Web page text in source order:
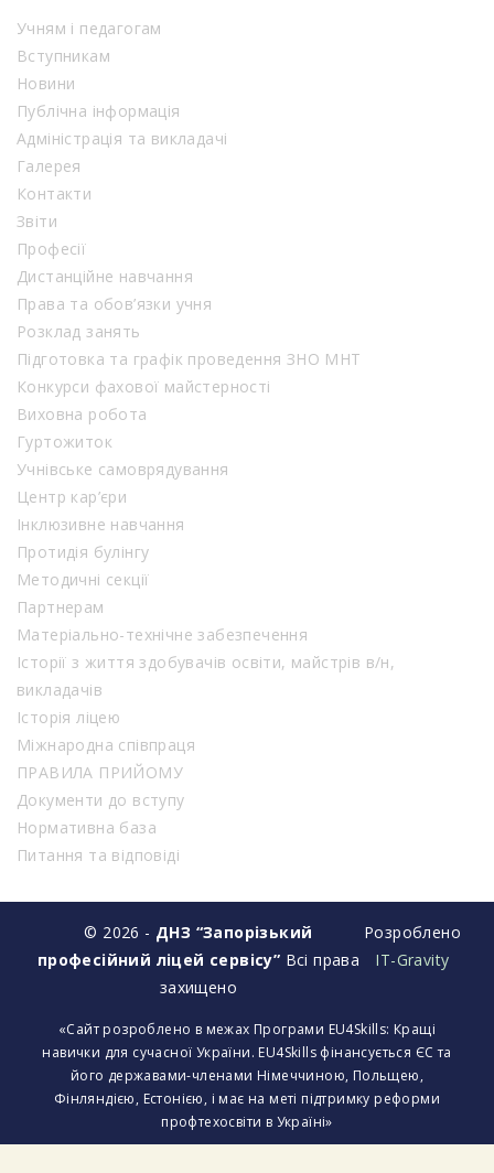
Учням і педагогам
Вступникам
Новини
Публічна інформація
Адміністрація та викладачі
Галерея
Контакти
Звіти
Професії
Дистанційне навчання
Права та обов’язки учня
Розклад занять
Підготовка та графік проведення ЗНО МНТ
Конкурси фахової майстерності
Виховна робота
Гуртожиток
Учнівське самоврядування
Центр кар’єри
Інклюзивне навчання
Протидія булінгу
Методичні секції
Партнерам
Матеріально-технічне забезпечення
Історії з життя здобувачів освіти, майстрів в/н,
викладачів
Історія ліцею
Міжнародна співпраця
ПРАВИЛА ПРИЙОМУ
Документи до вступу
Нормативна база
Питання та відповіді
© 2026 - ДНЗ “Запорізький
професійний ліцей сервісу” Всі права
захищено
Розроблено
IT-Gravity
«Сайт розроблено в межах Програми EU4Skills: Кращі
навички для сучасної України. EU4Skills фінансується ЄС та
його державами-членами Німеччиною, Польщею,
Фінляндією, Естонією, і має на меті підтримку реформи
профтехосвіти в Україні»